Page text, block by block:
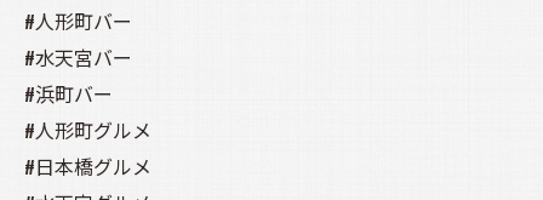
#人形町バー
#水天宮バー
#浜町バー
#人形町グルメ
#日本橋グルメ